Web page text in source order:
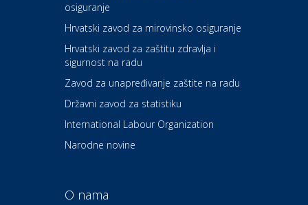
Zdravlje i osiguranje
Povoljnosti
Dental Sudar
Dom i dizajn
Euro-vrt – kosilice, motorne
Odmor
osiguranje
Hrvatski zavod za mirovinsko osiguranje
Hrvatski zavod za zaštitu zdravlja i
sigurnost na radu
Zavod za unapređivanje zaštite na radu
Državni zavod za statistiku
International Labour Organization
Narodne novine
O nama